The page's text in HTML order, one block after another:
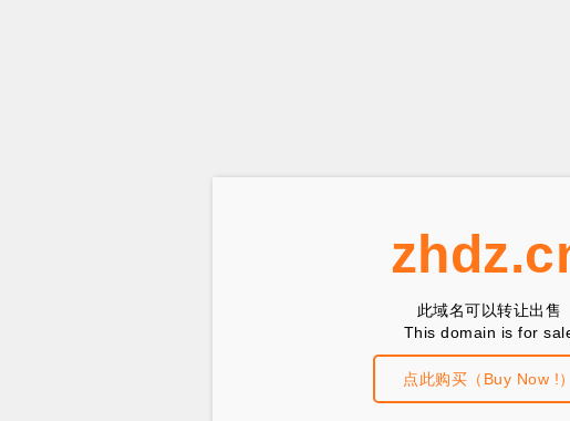
此域名可以转让出售
This domain is for
点此购买（Buy Now !）